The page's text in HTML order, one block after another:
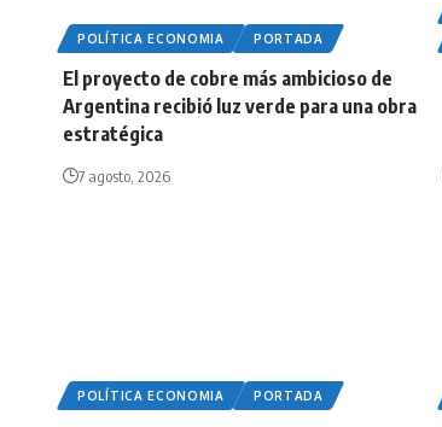
POLÍTICA ECONOMIA PORTADA
El proyecto de cobre más ambicioso de
Argentina recibió luz verde para una obra
estratégica
7 agosto, 2026
POLÍTICA ECONOMIA PORTADA